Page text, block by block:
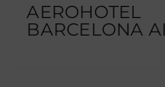
AEROHOTEL
BARCELONA